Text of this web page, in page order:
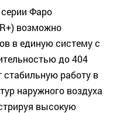
Фаро
возможно
в единую систему с
до 404
стабильную работу в
наружного воздуха
высокую